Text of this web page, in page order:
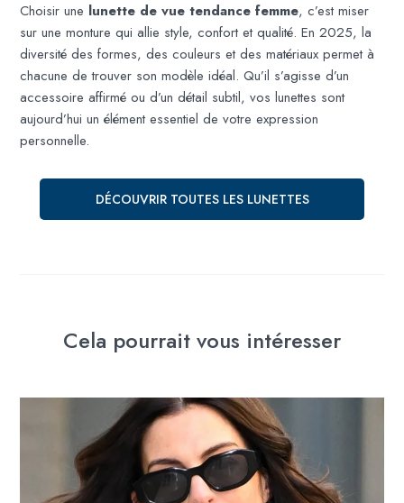
Choisir une lunette de vue tendance femme, c’est miser
sur une monture qui allie style, confort et qualité. En 2025, la
diversité des formes, des couleurs et des matériaux permet à
chacune de trouver son modèle idéal. Qu’il s’agisse d’un
accessoire affirmé ou d’un détail subtil, vos lunettes sont
aujourd’hui un élément essentiel de votre expression
personnelle.
DÉCOUVRIR TOUTES LES LUNETTES
Cela pourrait vous intéresser